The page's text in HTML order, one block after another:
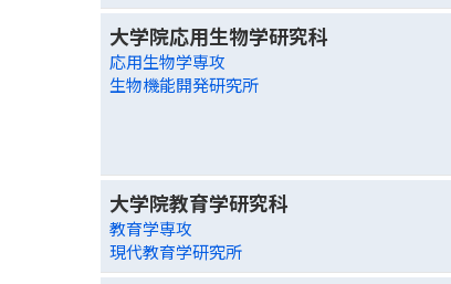
大学院応用生物学研究科
応用生物学専攻
生物機能開発研究所
大学院教育学研究科
教育学専攻
現代教育学研究所